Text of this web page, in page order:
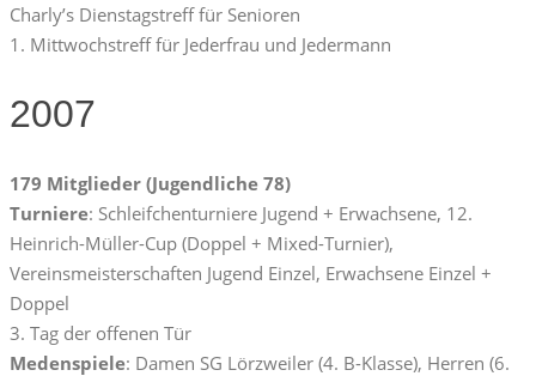
Charly’s Dienstagstreff für Senioren
1. Mittwochstreff für Jederfrau und Jedermann
2007
179 Mitglieder (Jugendliche 78)
Turniere: Schleifchenturniere Jugend + Erwachsene, 12.
Heinrich-Müller-Cup (Doppel + Mixed-Turnier),
Vereinsmeisterschaften Jugend Einzel, Erwachsene Einzel +
Doppel
3. Tag der offenen Tür
Medenspiele: Damen SG Lörzweiler (4. B-Klasse), Herren (6.